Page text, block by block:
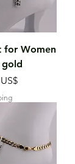
for Women
gold